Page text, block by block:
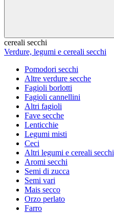
cereali secchi
Verdure, legumi e cereali secchi
Pomodori secchi
Altre verdure secche
Fagioli borlotti
Fagioli cannellini
Altri fagioli
Fave secche
Lenticchie
Legumi misti
Ceci
Altri legumi e cereali secchi
Aromi secchi
Semi di zucca
Semi vari
Mais secco
Orzo perlato
Farro